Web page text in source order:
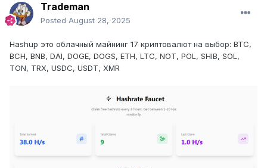
Trademan
Posted August 28, 2025
Hashup это облачный майнинг 17 криптовалют на выбор: BTC,
BCH, BNB, DAI, DOGE, DOGS, ETH, LTC, NOT, POL, SHIB, SOL,
TON, TRX, USDC, USDT, XMR